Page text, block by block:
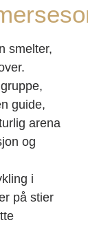
smelter,
guide,
arena
og
i
på stier